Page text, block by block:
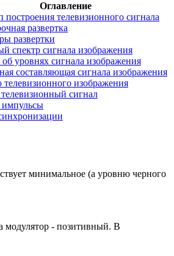
Оглавление
телевизионного сигнала
развертка
развертки
спектр сигнала изображения
уровнях сигнала изображения
составляющая сигнала изображения
телевизионного изображения
сигнал
минимальное (а уровню черного
модулятор - позитивный. В